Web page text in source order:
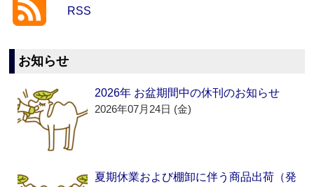
RSS
お知らせ
2026年 お盆期間中の休刊のお知らせ
2026年07月24日 (金)
夏期休業および棚卸に伴う商品出荷（発